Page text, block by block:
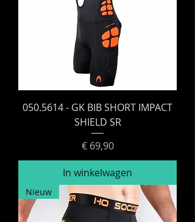
050.5614 - GK BIB SHORT IMPACT
SHIELD SR
Prijs
€ 69,90
In winkelwagen
Nieuw